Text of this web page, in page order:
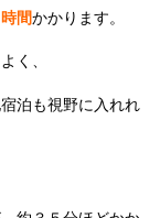
間かかります。
く、
泊も視野に入れれ